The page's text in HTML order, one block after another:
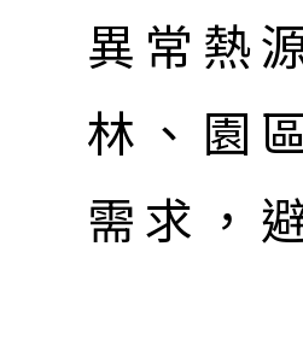
異常熱
林、園
需求，